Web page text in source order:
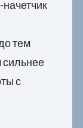
тем
сильнее
с